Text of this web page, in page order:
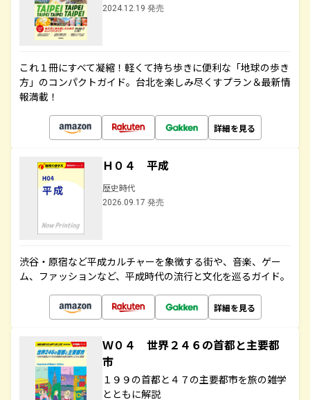
2024.12.19 発売
これ１冊にすべて凝縮！軽くて持ち歩きに便利な「地球の歩き
方」のコンパクトガイド。台北を楽しみ尽くすプラン＆最新情
報満載！
詳細を見る
Ｈ０４ 平成
歴史時代
2026.09.17 発売
渋谷・原宿など平成カルチャーを象徴する街や、音楽、ゲー
ム、ファッションなど、平成時代の流行と文化を巡るガイド。
詳細を見る
Ｗ０４ 世界２４６の首都と主要都
市
１９９の首都と４７の主要都市を旅の雑学
とともに解説